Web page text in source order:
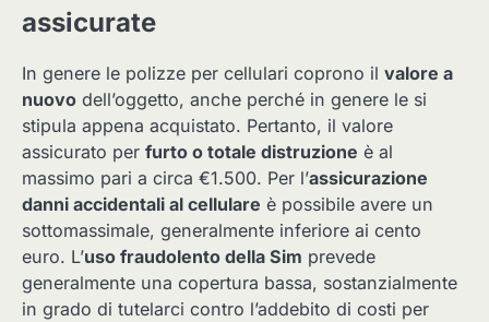
assicurate
In genere le polizze per cellulari coprono il valore a
nuovo dell’oggetto, anche perché in genere le si
stipula appena acquistato. Pertanto, il valore
assicurato per furto o totale distruzione è al
massimo pari a circa €1.500. Per l’assicurazione
danni accidentali al cellulare è possibile avere un
sottomassimale, generalmente inferiore ai cento
euro. L’uso fraudolento della Sim prevede
generalmente una copertura bassa, sostanzialmente
in grado di tutelarci contro l’addebito di costi per